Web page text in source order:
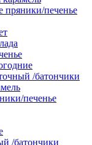
пряники/печенье
/батончики
печенье
/батончики